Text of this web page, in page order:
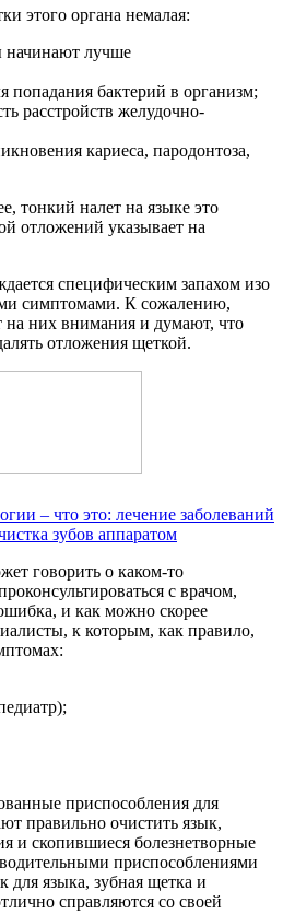
этого органа немалая:
начинают лучше
попадания бактерий в организм;
расстройств желудочно-
кариеса, пародонтоза,
тонкий налет на языке это
отложений указывает на
специфическим запахом изо
симптомами. К сожалению,
них внимания и думают, что
отложения щеткой.
– что это: лечение заболеваний
зубов аппаратом
говорить о каком-то
с врачом,
и как можно скорее
к которым, как правило,
приспособления для
правильно очистить язык,
и скопившиеся болезнетворные
приспособлениями
для языка, зубная щетка и
справляются со своей